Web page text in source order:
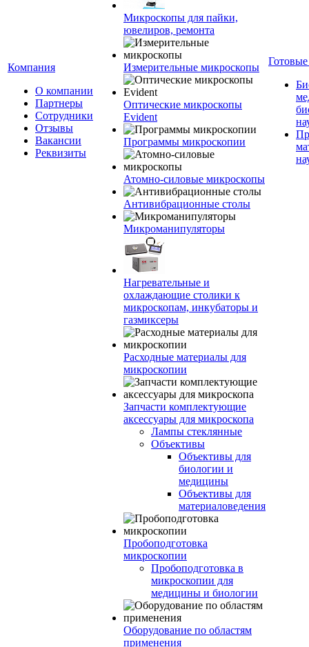
Компания
О компании
Партнеры
Сотрудники
Отзывы
Вакансии
Реквизиты
Микроскопы для пайки,
ювелиров, ремонта
Измерительные микроскопы
Оптические микроскопы
Evident
Программы микроскопии
Атомно-силовые микроскопы
Антивибрационные столы
Микроманипуляторы
Нагревательные и
охлаждающие столики к
микроскопам, инкубаторы и
газмиксеры
Расходные материалы для
микроскопии
Запчасти комплектующие
аксессуары для микроскопа
Лампы стеклянные
Объективы
Объективы для
биологии и
медицины
Объективы для
материаловедения
Пробоподготовка
микроскопии
Пробоподготовка в
микроскопии для
медицины и биологии
Оборудование по областям
применения